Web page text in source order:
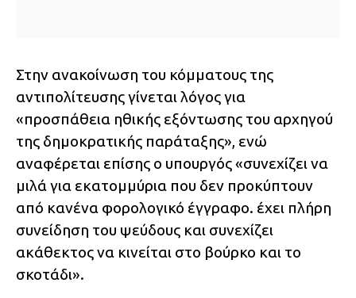
Στην ανακοίνωση του κόμματους της
αντιπολίτευσης γίνεται λόγος για
«προσπάθεια ηθικής εξόντωσης του αρχηγού
της δημοκρατικής παράταξης», ενώ
αναφέρεται επίσης ο υπουργός «συνεχίζει να
μιλά για εκατομμύρια που δεν προκύπτουν
από κανένα φορολογικό έγγραφο. έχει πλήρη
συνείδηση του ψεύδους και συνεχίζει
ακάθεκτος να κινείται στο βούρκο και το
σκοτάδι».